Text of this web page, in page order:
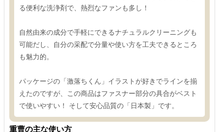
る便利な洗浄剤で、熱烈なファンも多し！
自然由来の成分で手軽にできるナチュラルクリーニングも
可能だし、自分の采配で分量や使い方を工夫できるところ
も魅力的。
パッケージの「激落ちくん」イラストが好きでラインを揃
えたのですが、この商品はファスナー部分の具合がベスト
で使いやすい！ そして安心品質の「日本製」です。
重曹の主な使い方